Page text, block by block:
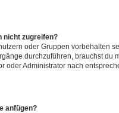
nicht zugreifen?
oder Gruppen vorbehalten
durchzuführen, brauchst du
oder Administrator nach
anfügen?